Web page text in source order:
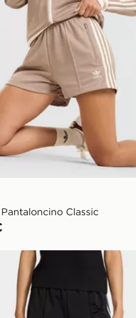
Classic
Firebird Classic Shorts